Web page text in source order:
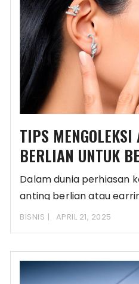
TIPS
BERLIAN UNTUK
Dalam dunia perhiasan
anting berlian atau
perhiasan semata.
BISNIS APRIL 21, 2025